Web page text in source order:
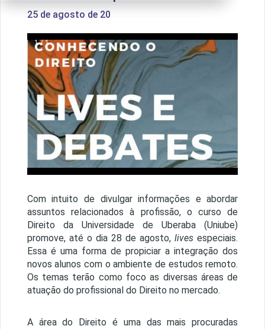
25 de agosto de 20
1 / 1
Com intuito de divulgar informações e abordar
assuntos relacionados à profissão, o curso de
Direito da Universidade de Uberaba (Uniube)
promove, até o dia 28 de agosto, lives especiais.
Essa é uma forma de propiciar a integração dos
novos alunos com o ambiente de estudos remoto.
Os temas terão como foco as diversas áreas de
atuação do profissional do Direito no mercado.
A área do Direito é uma das mais procuradas